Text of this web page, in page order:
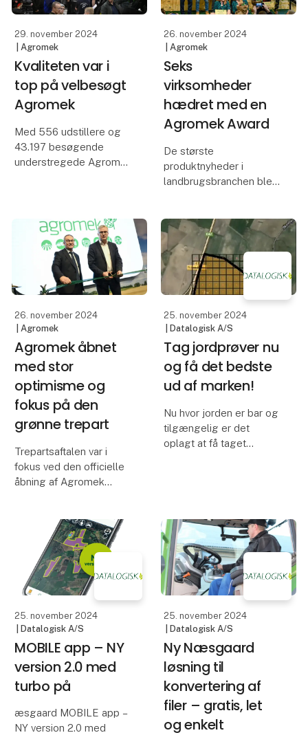
p
29. november 2024
| Agromek
Kvaliteten var i
top på velbesøgt
Agromek
Med 556 udstillere og
43.197 besøgende
understregede Agromek
Udstillere og
samarbejdspartnere
glæder sig over de
flotte tal og fremhæver
samtidig den
26. november 2024
| Agromek
Seks
virksomheder
hædret med en
Agromek Award
De største
produktnyheder i
landbrugsbranchen blev
åbningsdagen af
Agromek. Nordeuropas
største landbrugsmesse
finder sted i MCH
Messecenter Herning
26.-29. november 2
26. november 2024
| Agromek
Agromek åbnet
med stor
optimisme og
fokus på den
grønne trepart
Trepartsaftalen var i
fokus ved den officielle
åbning af Agromek
og messens formand
holdt positive og
perspektivrige taler.
Nordeuropas største
landbrug
25. november 2024
| Datalogisk A/S
Tag jordprøver nu
og få det bedste
ud af marken!
Nu hvor jorden er bar og
tilgængelig er det
oplagt at få taget
efterårssæsonen.
Registrer på mobilen!
25. november 2024
| Datalogisk A/S
MOBILE app – NY
version 2.0 med
turbo på
æsgaard MOBILE app –
NY version 2.0 med
25. november 2024
| Datalogisk A/S
Ny Næsgaard
løsning til
konvertering af
filer – gratis, let
og enkelt